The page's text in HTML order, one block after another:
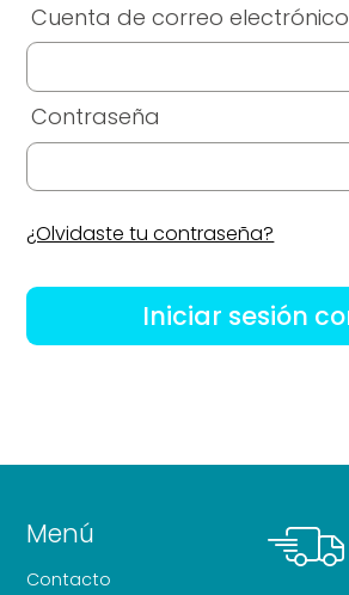
Cuenta de correo electrónico
Contraseña
¿Olvidaste tu contraseña?
Menú
Contacto